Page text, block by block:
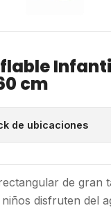
cm
de ubicaciones
de gran
disfruten del